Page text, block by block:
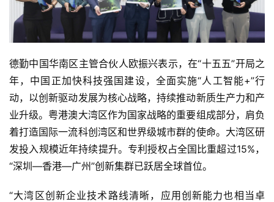
德勤中国华南区主管合伙人欧振兴表示，在“十五五”开局之
年，中国正加快科技强国建设，全面实施“人工智能+”行
动，以创新驱动发展为核心战略，持续推动新质生产力和产
业升级。粤港澳大湾区作为国家战略的重要组成部分，肩负
着打造国际一流科创湾区和世界级城市群的使命。大湾区研
发投入规模近年持续提升。专利授权占全国比重超过15%，
“深圳—香港—广州”创新集群已跃居全球首位。
“大湾区创新企业技术路线清晰，应用创新能力也相当卓